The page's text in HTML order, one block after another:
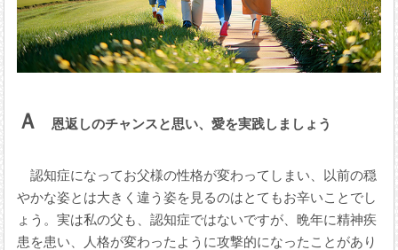
Ａ 恩返しのチャンスと思い、愛を実践しましょう
認知症になってお父様の性格が変わってしまい、以前の穏
やかな姿とは大きく違う姿を見るのはとてもお辛いことでし
ょう。実は私の父も、認知症ではないですが、晩年に精神疾
患を患い、人格が変わったように攻撃的になったことがあり